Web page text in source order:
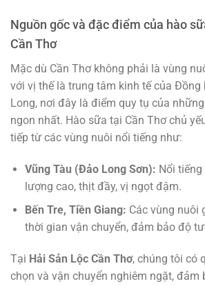
Nguồn gốc và đặc điểm của hào
Cần Thơ
Mặc dù Cần Thơ không phải là vùng
với vị thế là trung tâm kinh tế của Đồng
Long, nơi đây là điểm quy tụ của
ngon nhất. Hào sữa tại Cần Thơ chủ
tiếp từ các vùng nuôi nổi tiếng như:
Vũng Tàu (Đảo Long Sơn): Nổi
lượng cao, thịt đầy, vị ngọt đậm.
Bến Tre, Tiền Giang: Các vùng nuôi
thời gian vận chuyển, đảm bảo độ
Tại Hải Sản Lộc Cần Thơ, chúng tôi có
chọn và vận chuyển nghiêm ngặt, đảm